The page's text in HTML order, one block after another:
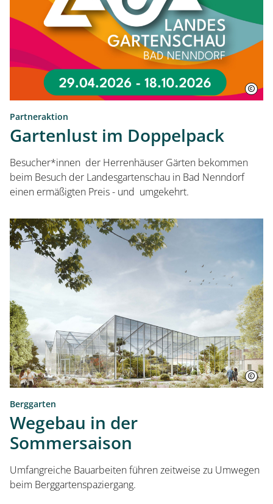
Ticketshop
Partneraktion
Gartenlust im Doppelpack
Besucher*innen der Herrenhäuser Gärten bekommen
beim Besuch der Landesgartenschau in Bad Nenndorf
einen ermäßigten Preis - und umgekehrt.
Berggarten
Wegebau in der
Sommersaison
Umfangreiche Bauarbeiten führen zeitweise zu Umwegen
beim Berggartenspaziergang.